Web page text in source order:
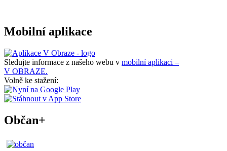
Mobilní aplikace
Sledujte informace z našeho webu v mobilní aplikaci –
V OBRAZE.
Volně ke stažení:
Občan+